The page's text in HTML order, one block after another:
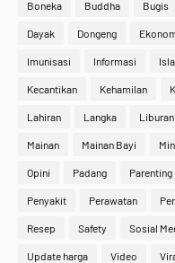
Boneka Buddha Bugis
Dayak Dongeng
Imunisasi Informasi
Kecantikan Kehamilan
Lahiran Langka Liburan
Mainan Mainan Bayi
Opini Padang Parenting
Penyakit Perawatan
Resep Safety Sosial
Update harga Video